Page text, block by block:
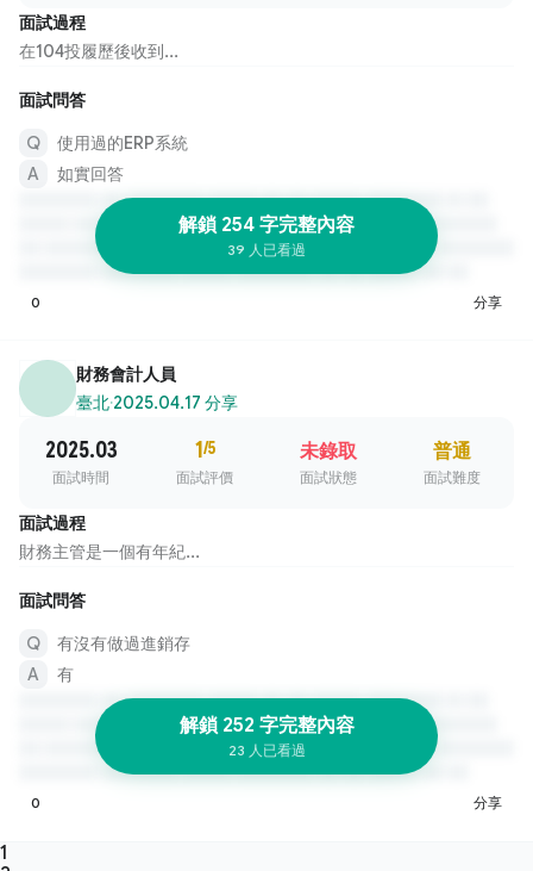
面試過程
在104投履歷後收到...
面試問答
使用過的ERP系統
如實回答
解鎖 254 字完整內容
39 人已看過
0 分享
財務會計人員
臺北·2025.04.17 分享
2025.03
面試時間
1/5
面試評價
未錄取
面試狀態
普通
面試難度
面試過程
財務主管是一個有年紀...
面試問答
有沒有做過進銷存
有
解鎖 252 字完整內容
23 人已看過
0 分享
1